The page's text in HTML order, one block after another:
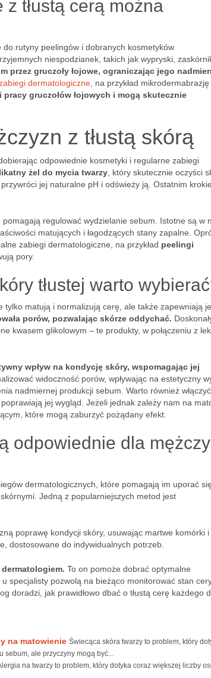
tłustą cerą można
rutyny peelingów i dobranych kosmetyków
niespodzianek, takich jak wypryski,
gruczoły łojowe, ograniczając jego
dermatologiczne , na przykład
gruczołów łojowych i mogą skutecznie
z tłustą skórą
odpowiednie kosmetyki i regularne zabiegi
żel do mycia twarzy , który skutecznie oczyści
przywróci jej naturalne pH i odświeży ją. Ostatnim
regulować wydzielanie sebum. Istotne są w
matujących i łagodzących stany zapalne.
zabiegi dermatologiczne, na przykład peelingi
pory.
tłustej warto
matują i normalizują cerę, ale także zapewniają
porów, pozwalając skórze oddychać.
kwasem glikolowym – te produkty, w połączeniu z
wpływ na kondycję skóry, wspomagając jej
widoczność porów, wpływając na estetyczny
nadmiernej produkcji sebum. Warto również
jej wygląd. Jeżeli jednak zależy nam na
które mogą zaburzyć pożądany efekt.
odpowiednie dla
dermatologicznych, które pomagają im uporać
Jedną z popularniejszych metod jest
poprawę kondycji skóry, usuwając martwe komórki i
dostosowane do indywidualnych potrzeb.
To on pomoże dobrać optymalne
specjalisty pozwolą na bieżąco monitorować stan
doradzi, jak prawidłowo dbać o tłustą cerę każdego
na matowienie Świecąca skóra twarzy to problem, który
sebum, ale przyczyny mogą być...
na twarzy to problem, który dotyka coraz większej liczby